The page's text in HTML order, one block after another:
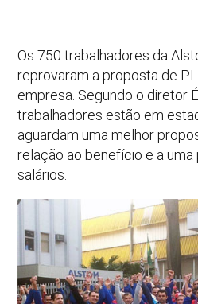
Os 750 trabalhadores da
reprovaram a proposta de
empresa. Segundo o diretor
trabalhadores estão em
aguardam uma melhor
relação ao benefício e a uma
salários.